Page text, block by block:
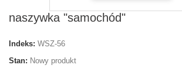
naszywka "samochód"
Indeks: WSZ-56
Stan: Nowy produkt